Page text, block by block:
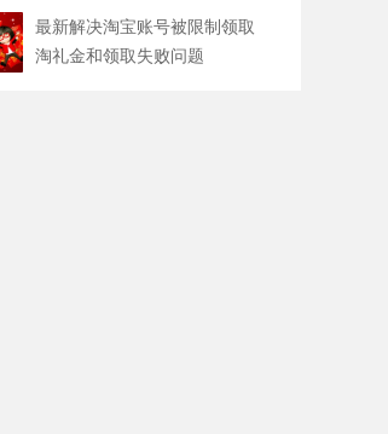
最新解决淘宝账号被限制领取
淘礼金和领取失败问题